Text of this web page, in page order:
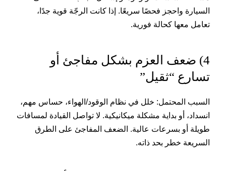
السيارة واحجز فحصًا سريعًا. إذا كانت الرجّة قوية جدًا،
تعامل معها كحالة فورية.
4) ضعف العزم بشكل مفاجئ أو
تسارع “ثقيل”
السبب المحتمل: خلل في نظام الوقود/الهواء، حساس مهم،
انسداد، أو بداية مشكلة ميكانيكية. لا تواصل القيادة لمسافات
طويلة أو بسرعات عالية. الضعف المفاجئ على الطرق
السريعة خطر بحد ذاته.